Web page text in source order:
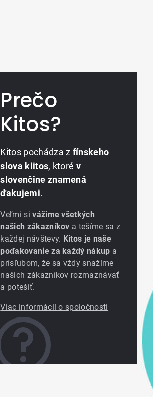
Prečo
Kitos?
Kitos pochádza z fínskeho
slova kiitos, ktoré v
slovenčine znamená
ďakujemi.
Veľmi sivážime všetkých
našich zákazníkov a tešíme sa z
každej návštevy. Kitos je naše
poďakovanie za každý nákup a
prísľubom, že sa vždy snažíme
našich zákazníkov rozmaznávať
a potešiť.
Viac informácií o spoločnosti